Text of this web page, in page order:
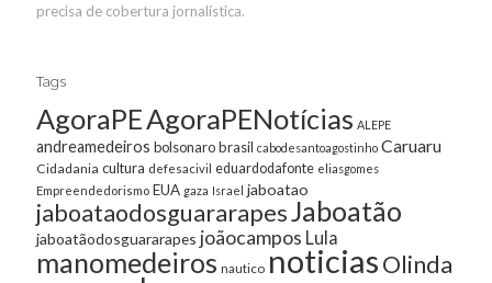
precisa de cobertura jornalística.
Tags
AgoraPEAgoraPENotícias ALEPE
andreamedeiros bolsonarobrasil cabodesantoagostinho Caruaru
Cidadania cultura defesacivil eduardodafonte eliasgomes
Empreendedorismo EUA gaza Israel jaboatao
jaboataodosguararapesJaboatão
jaboatãodosguararapes joãocampos Lula
manomedeiros nautico noticiasOlinda